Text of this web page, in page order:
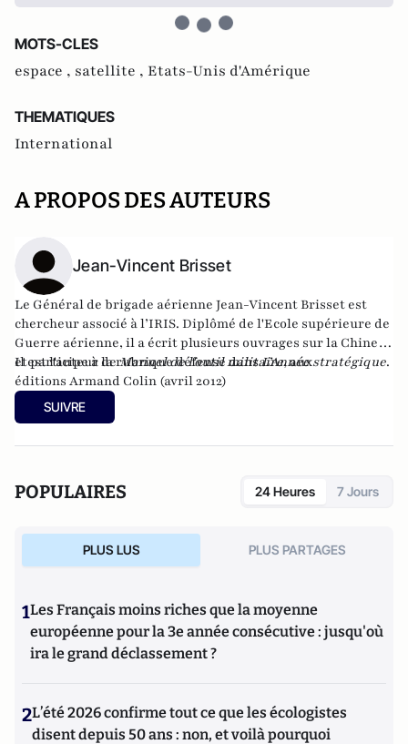
MOTS-CLES
espace , satellite , Etats-Unis d'Amérique
THEMATIQUES
International
A PROPOS DES AUTEURS
Jean-Vincent Brisset
Le Général de brigade aérienne Jean-Vincent Brisset est
chercheur associé à l’IRIS. Diplômé de l'Ecole supérieure de
Guerre aérienne, il a écrit plusieurs ouvrages sur la Chine,
et participe à la rubrique défense dansL’Année stratégique.
Il est l'auteur deManuel de l'outil militaire, aux
éditions Armand Colin (avril 2012)
SUIVRE
POPULAIRES 24 Heures 7 Jours
PLUS LUS PLUS PARTAGES
1Les Français moins riches que la moyenne
européenne pour la 3e année consécutive : jusqu'où
ira le grand déclassement ?
2L’été 2026 confirme tout ce que les écologistes
disent depuis 50 ans : non, et voilà pourquoi